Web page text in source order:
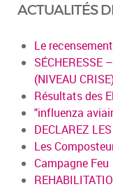
ACTUALITÉS
Le
SÉCHERESSE
(NIVEAU
Résultats des
"influenza
DECLAREZ
Les
Campagne Feu